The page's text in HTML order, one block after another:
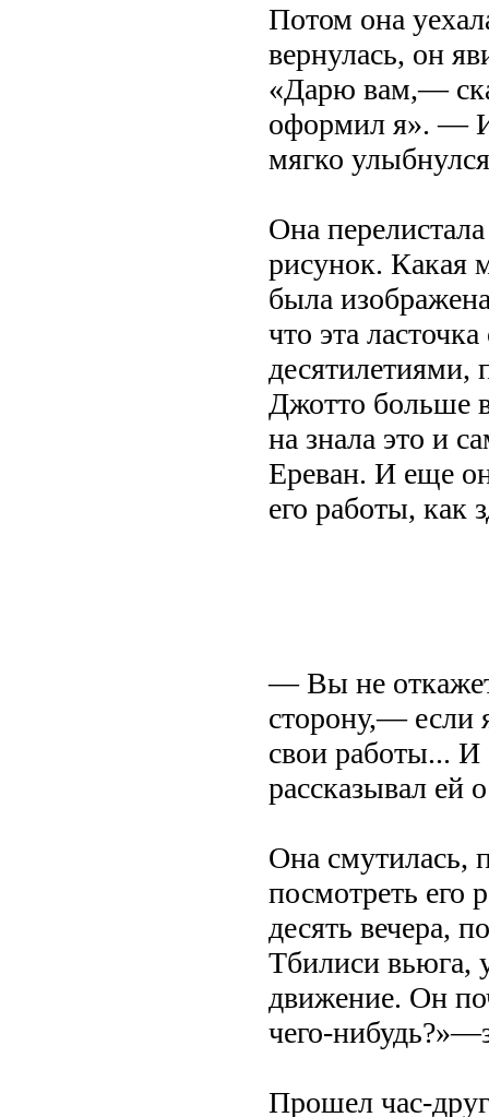
Потом она
вернулась, он
«Дарю вам,—
оформил я». — И
мягко
Она
рисунок. Какая
была
что эта
десятилетиями,
Джотто больше
на знала это и
Ереван. И еще
его работы, как
— Вы не
сторону,— если
свои работы...
рассказывал ей
Она смутилась,
посмотреть его
десять вечера,
Тбилиси вьюга,
движение. Он
чего-
Прошел час-